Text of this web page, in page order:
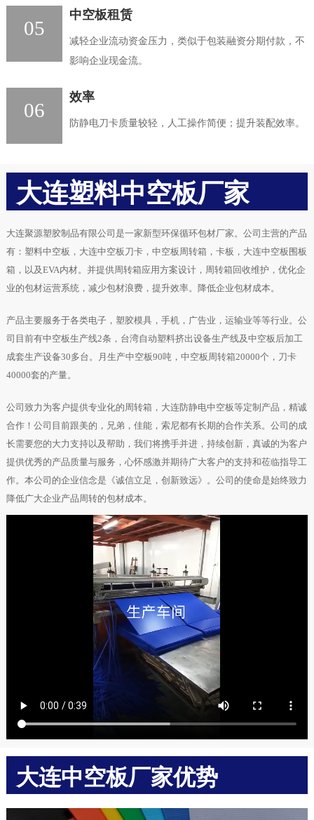
05
中空板租赁
减轻企业流动资金压力，类似于包装融资分期付款，不
影响企业现金流。
06
效率
防静电刀卡质量较轻，人工操作简便；提升装配效率。
大连塑料中空板厂家
大连聚源塑胶制品有限公司是一家新型环保循环包材厂家。公司主营的产品
有：塑料中空板，大连中空板刀卡，中空板周转箱，卡板，大连中空板围板
箱，以及EVA内材。并提供周转箱应用方案设计，周转箱回收维护，优化企
业的包材运营系统，减少包材浪费，提升效率。降低企业包材成本。
产品主要服务于各类电子，塑胶模具，手机，广告业，运输业等等行业。公
司目前有中空板生产线2条，台湾自动塑料挤出设备生产线及中空板后加工
成套生产设备30多台。月生产中空板90吨，中空板周转箱20000个，刀卡
40000套的产量。
公司致力为客户提供专业化的周转箱，大连防静电中空板等定制产品，精诚
合作！公司目前跟美的，兄弟，佳能，索尼都有长期的合作关系。公司的成
长需要您的大力支持以及帮助，我们将携手并进，持续创新，真诚的为客户
提供优秀的产品质量与服务，心怀感激并期待广大客户的支持和莅临指导工
作。本公司的企业信念是《诚信立足，创新致远》。公司的使命是始终致力
降低广大企业产品周转的包材成本。
大连中空板厂家优势